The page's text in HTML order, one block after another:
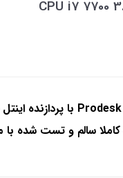
CPU i7 7700